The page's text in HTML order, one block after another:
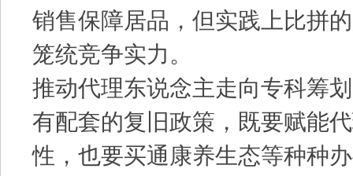
销售保障居品，但实践上比拼
笼统竞争实力。
推动代理东说念主走向专科筹
有配套的复旧政策，既要赋能
性，也要买通康养生态等种种